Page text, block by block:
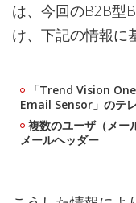
は、今回のB2B型
け、下記の情報に
「Trend Vision
Email Sensor」のテ
複数のユーザ（メー
メールヘッダー